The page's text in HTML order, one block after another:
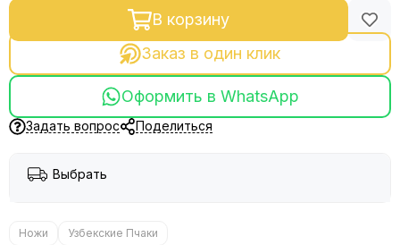
В корзину
Заказ в один клик
Оформить в WhatsApp
Задать вопрос Поделиться
Выбрать
Ножи Узбекские Пчаки